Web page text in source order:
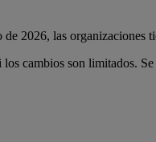
2026, las organizaciones
cambios son limitados.